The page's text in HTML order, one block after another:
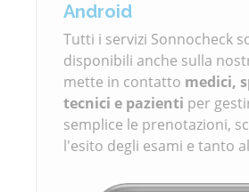
Android
Tutti i servizi Sonnocheck
disponibili anche sulla
mette in contatto medici,
tecnici e pazienti per
semplice le prenotazioni,
l'esito degli esami e tanto